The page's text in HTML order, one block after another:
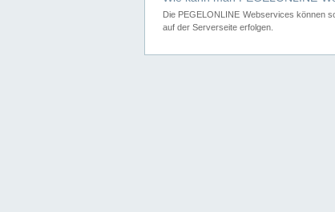
Die PEGELONLINE Webservices können
auf der Serverseite erfolgen.